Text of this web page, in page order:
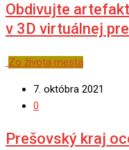
Obdivujte
v 3D virtuálnej
Zo života mesta
7. októbra 2021
0
Prešovský kraj